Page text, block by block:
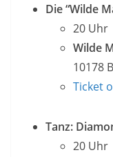
Die “Wilde
20 Uhr
Wilde
10178
Ticket
Tanz:
20 Uhr